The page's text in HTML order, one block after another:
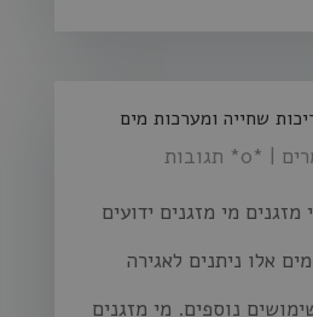
שחייה ומערכות מים
| ‏*0* תגובות
מי מזגנים ידועים
אלו ניתנים לאגירה
נוספים. מי מזגנים